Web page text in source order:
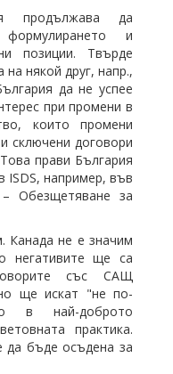
продължава да
и
позиции. Твърде
на някой друг, напр.,
да не успее
при промени в
които промени
сключени договори
прави България
ISDS, например, във
Обезщетяване за
Канада не е значим
негативите ще са
със САЩ
ще искат "не по-
в най-доброто
практика.
да бъде осъдена за